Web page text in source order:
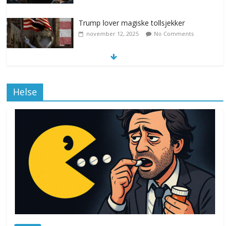
Trump lover magiske tollsjekker
november 12, 2025 No Comments
Drone stopper flytrafikken i Stockholm,
ekspert mistenker MDG
november 6, 2025 No Comments
Norge innfører nullvisjon for nedbør
juni 23, 2026 No Comments
Helse